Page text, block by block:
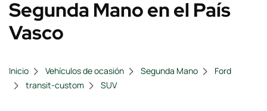
Segunda Mano en el País
Vasco
Inicio Vehículos de ocasión Segunda Mano
Ford
transit-custom
SUV